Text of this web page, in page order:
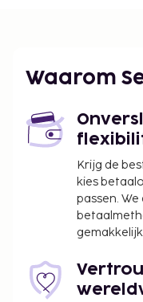
De volgende
toepasselijke
Het is mogelijk
dient te
nationale btw
buitenlands
van de
kaart of
geldt alleen
Waarom
Krijg de
kies
passen.